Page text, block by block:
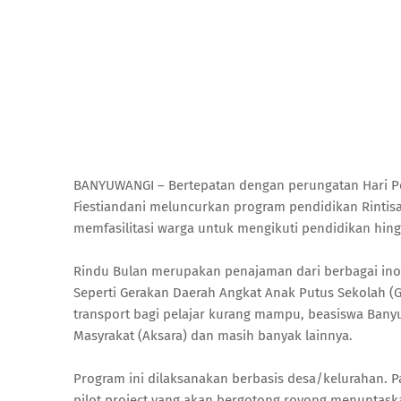
BANYUWANGI – Bertepatan dengan perungatan
Fiestiandani meluncurkan program pendidikan
memfasilitasi warga untuk mengikuti pendidikan
Rindu Bulan merupakan penajaman dari berbagai
Seperti Gerakan Daerah Angkat Anak Putus Sekolah
transport bagi pelajar kurang mampu, beasiswa
Masyrakat (Aksara) dan masih banyak lainnya.
Program ini dilaksanakan berbasis desa/kelurahan.